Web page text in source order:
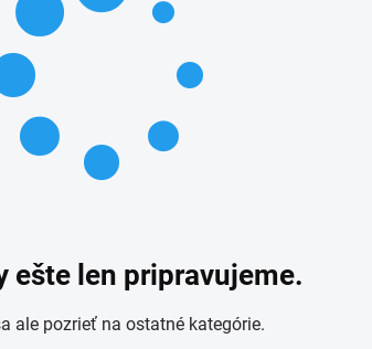
ešte len pripravujeme.
ale pozrieť na ostatné kategórie.